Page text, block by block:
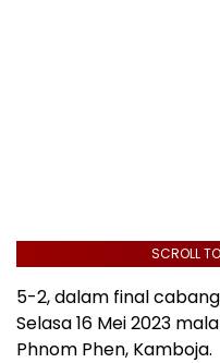
SCROLL
5-2, dalam final
Selasa 16 Mei 2023
Phnom Phen, Kamboja.